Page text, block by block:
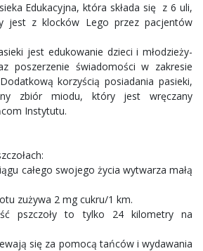
Edukacyjna, która składa się z 6 uli,
jest z klocków Lego przez pacjentów
jest edukowanie dzieci i młodzieży-
poszerzenie świadomości w zakresie
korzyścią posiadania pasieki,
zbiór miodu, który jest wręczany
Instytutu.
całego swojego życia wytwarza małą
zużywa 2 mg cukru/1 km.
pszczoły to tylko 24 kilometry na
się za pomocą tańców i wydawania